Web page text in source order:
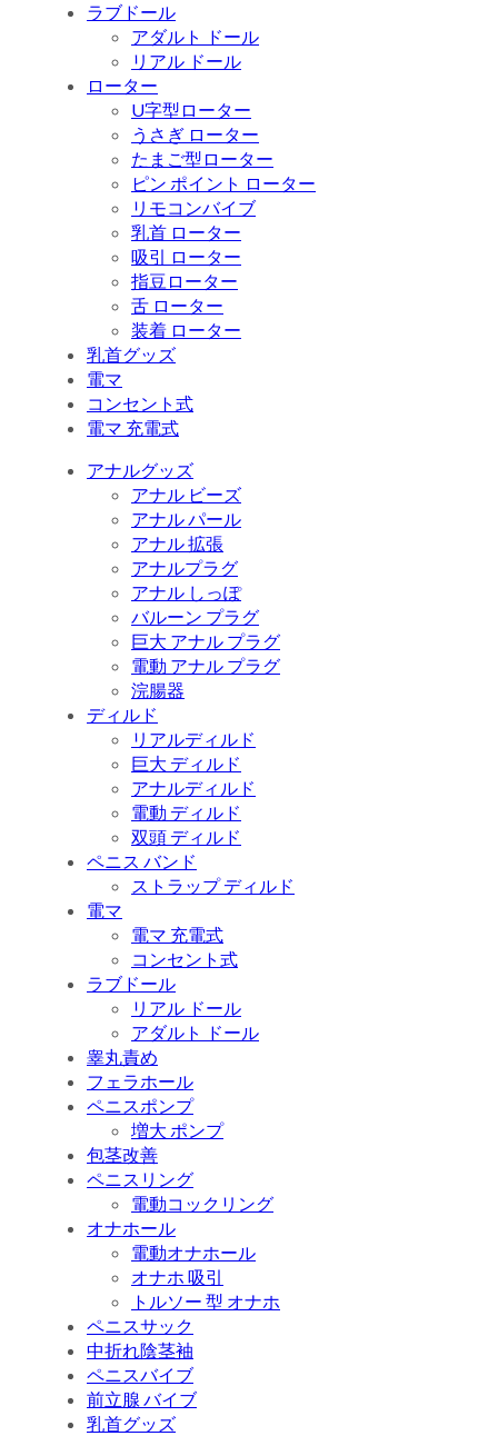
ラブドール
アダルト ドール
リアル ドール
ローター
U字型ローター
うさぎ ローター
たまご型ローター
ピン ポイント ローター
リモコンバイブ
乳首 ローター
吸引 ローター
指豆ローター
舌 ローター
装着 ローター
乳首グッズ
電マ
コンセント式
電マ 充電式
アナルグッズ
アナル ビーズ
アナル パール
アナル 拡張
アナルプラグ
アナル しっぽ
バルーン プラグ
巨大 アナル プラグ
電動 アナル プラグ
浣腸器
ディルド
リアルディルド
巨大 ディルド
アナルディルド
電動 ディルド
双頭 ディルド
ペニス バンド
ストラップ ディルド
電マ
電マ 充電式
コンセント式
ラブドール
リアル ドール
アダルト ドール
睾丸責め
フェラホール
ペニスポンプ
増大 ポンプ
包茎改善
ペニスリング
電動コックリング
オナホール
電動オナホール
オナホ 吸引
トルソー 型 オナホ
ペニスサック
中折れ陰茎袖
ペニスバイブ
前立腺 バイブ
乳首グッズ